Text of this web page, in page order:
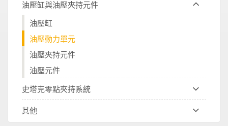
油壓缸與油壓夾持元件
油壓缸
油壓動力單元
油壓夾持元件
油壓元件
史塔克零點夾持系統
其他